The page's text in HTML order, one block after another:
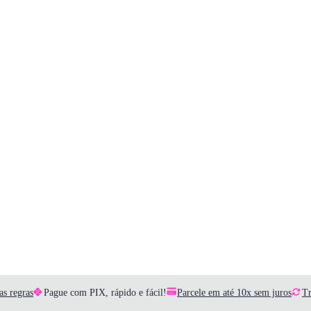
regras Pague com PIX, rápido e fácil! Parcele em até 10x sem juros